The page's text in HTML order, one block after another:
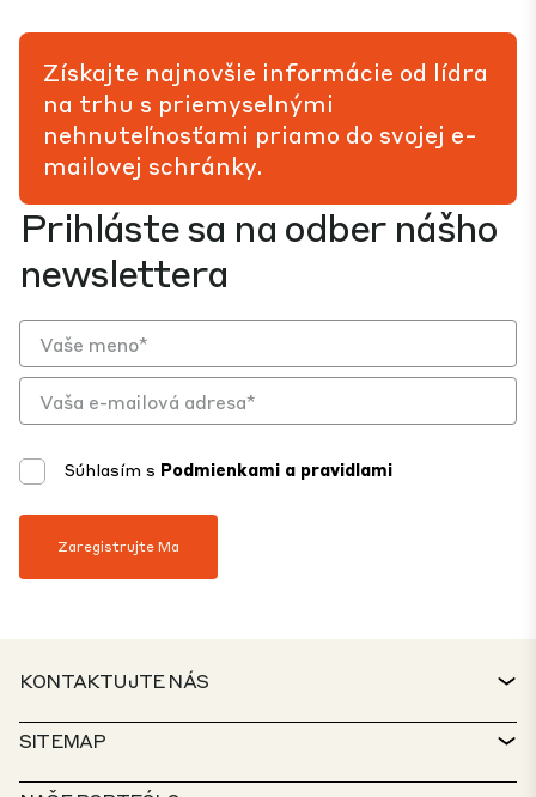
Prihláste sa na odber nášho
newslettera
Súhlasím s Podmienkami a pravidlami
Získajte najnovšie informácie od lídra
na trhu s priemyselnými
nehnuteľnosťami priamo do svojej e-
mailovej schránky.
KONTAKTUJTE NÁS
KONTAKT
SERVICE DESK
SITEMAP
VYHĽADÁVAČ NEHNUTEĽNOSTÍ